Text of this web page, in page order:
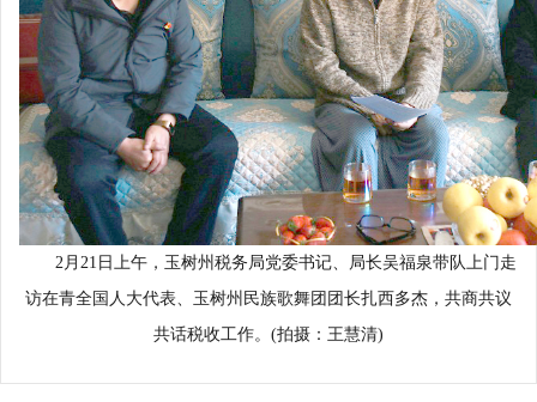
2月21日上午，玉树州税务局党委书记、局长吴福泉带队上门走
访在青全国人大代表、玉树州民族歌舞团团长扎西多杰，共商共议
共话税收工作。(拍摄：王慧清)